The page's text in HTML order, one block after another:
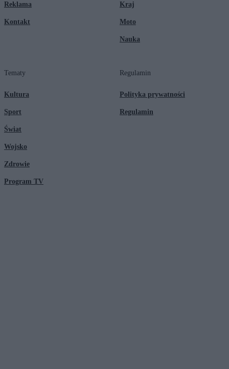
Reklama
Kontakt
Kraj
Moto
Nauka
Tematy
Kultura
Sport
Świat
Wojsko
Zdrowie
Program TV
Regulamin
Polityka prywatności
Regulamin